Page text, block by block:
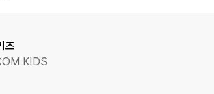
즈
KIDS